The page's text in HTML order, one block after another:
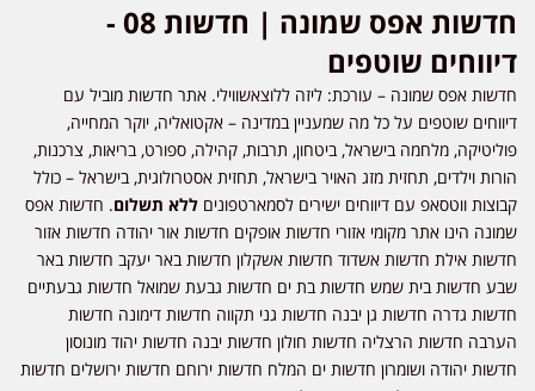
חדשות אפס שמונה | חדשות 08 -
דיווחים שוטפים
חדשות אפס שמונה – עורכת: ליזה ללוצאשווילי. אתר חדשות מוביל עם
דיווחים שוטפים על כל מה שמעניין במדינה – אקטואליה, יוקר המחייה,
פוליטיקה, מלחמה בישראל, ביטחון, תרבות, קהילה, ספורט, בריאות, צרכנות,
הורות וילדים, תחזית מזג האויר בישראל, תחזית אסטרולוגית, בישראל – כולל
קבוצות ווטסאפ עם דיווחים ישירים לסמארטפונים ללא תשלום. חדשות אפס
שמונה הינו אתר מקומי אזורי חדשות אופקים חדשות אור יהודה חדשות אזור
חדשות אילת חדשות אשדוד חדשות אשקלון חדשות באר יעקב חדשות באר
שבע חדשות בית שמש חדשות בת ים חדשות גבעת שמואל חדשות גבעתיים
חדשות גדרה חדשות גן יבנה חדשות גני תקווה חדשות דימונה חדשות
הערבה חדשות הרצליה חדשות חולון חדשות יבנה חדשות יהוד מונוסון
חדשות יהודה ושומרון חדשות ים המלח חדשות ירוחם חדשות ירושלים חדשות